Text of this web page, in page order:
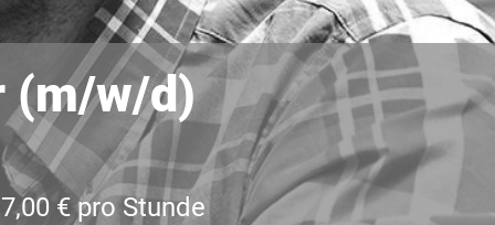
(m/w/d)
€ pro Stunde